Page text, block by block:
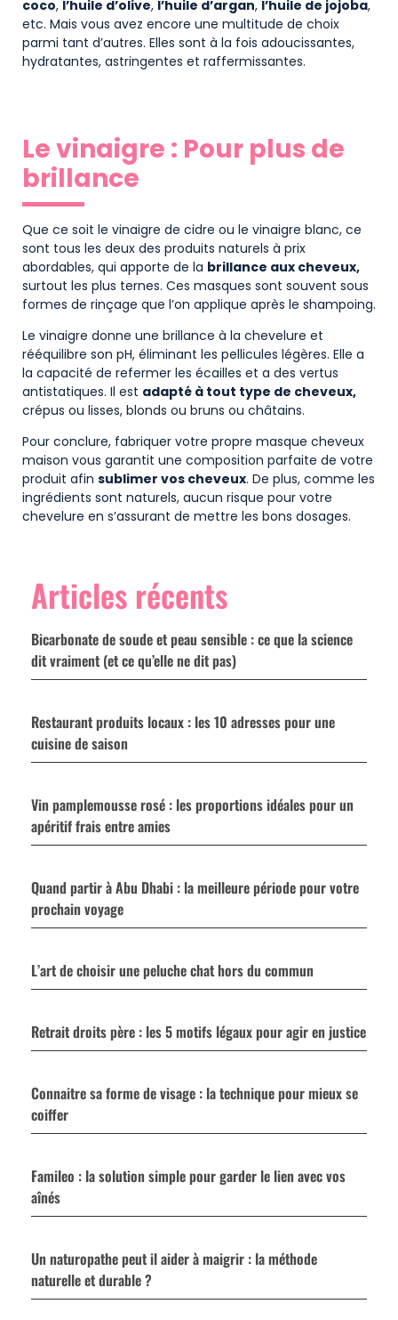
coco, l’huile d’olive, l’huile d’argan, l’huile de jojoba,
etc. Mais vous avez encore une multitude de choix
parmi tant d’autres. Elles sont à la fois adoucissantes,
hydratantes, astringentes et raffermissantes.
Le vinaigre : Pour plus de
brillance
Que ce soit le vinaigre de cidre ou le vinaigre blanc, ce
sont tous les deux des produits naturels à prix
abordables, qui apporte de la brillance aux cheveux,
surtout les plus ternes. Ces masques sont souvent sous
formes de rinçage que l’on applique après le shampoing.
Le vinaigre donne une brillance à la chevelure et
rééquilibre son pH, éliminant les pellicules légères. Elle a
la capacité de refermer les écailles et a des vertus
antistatiques. Il est adapté à tout type de cheveux,
crépus ou lisses, blonds ou bruns ou châtains.
Pour conclure, fabriquer votre propre masque cheveux
maison vous garantit une composition parfaite de votre
produit afin sublimer vos cheveux. De plus, comme les
ingrédients sont naturels, aucun risque pour votre
chevelure en s’assurant de mettre les bons dosages.
Articles récents
Bicarbonate de soude et peau sensible : ce que la science
dit vraiment (et ce qu’elle ne dit pas)
Restaurant produits locaux : les 10 adresses pour une
cuisine de saison
Vin pamplemousse rosé : les proportions idéales pour un
apéritif frais entre amies
Quand partir à Abu Dhabi : la meilleure période pour votre
prochain voyage
L’art de choisir une peluche chat hors du commun
Retrait droits père : les 5 motifs légaux pour agir en justice
Connaitre sa forme de visage : la technique pour mieux se
coiffer
Famileo : la solution simple pour garder le lien avec vos
aînés
Un naturopathe peut il aider à maigrir : la méthode
naturelle et durable ?